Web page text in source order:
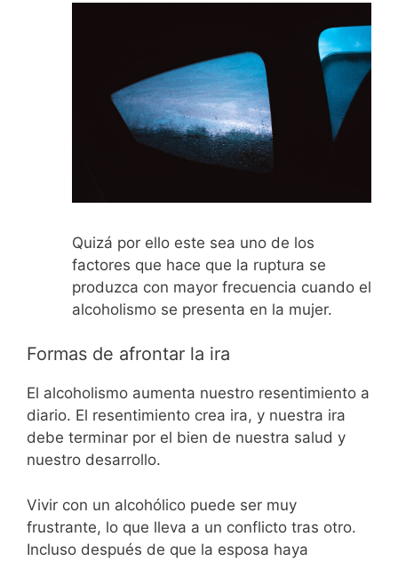
Quizá por ello este sea uno de los
factores que hace que la ruptura se
produzca con mayor frecuencia cuando el
alcoholismo se presenta en la mujer.
Formas de afrontar la ira
El alcoholismo aumenta nuestro resentimiento a
diario. El resentimiento crea ira, y nuestra ira
debe terminar por el bien de nuestra salud y
nuestro desarrollo.
Vivir con un alcohólico puede ser muy
frustrante, lo que lleva a un conflicto tras otro.
Incluso después de que la esposa haya